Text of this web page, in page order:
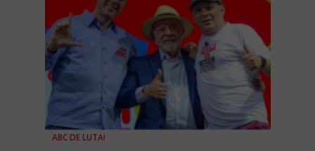
ABC DE LUTA!